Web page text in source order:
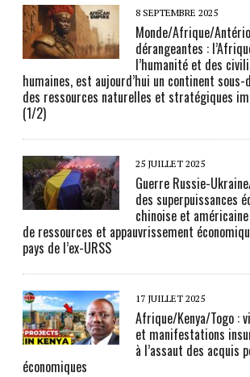
8 SEPTEMBRE 2025
Monde/Afrique/
dérangeantes :
l’humanité et des
humaines, est aujourd’hui un continent sous-
des ressources naturelles et stratégiques
(1/2)
25 JUILLET 2025
Guerre Russie-
des superpuissances
chinoise et
de ressources et appauvrissement
pays de l’ex-URSS
17 JUILLET 2025
Afrique/Kenya/Togo :
et manifestations
à l’assaut des acquis
économiques